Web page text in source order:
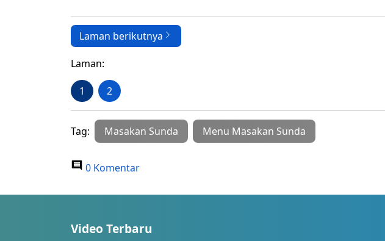
Laman berikutnya
Laman:
1 2
Tag: Masakan Sunda Menu Masakan Sunda
0 Komentar
Video Terbaru